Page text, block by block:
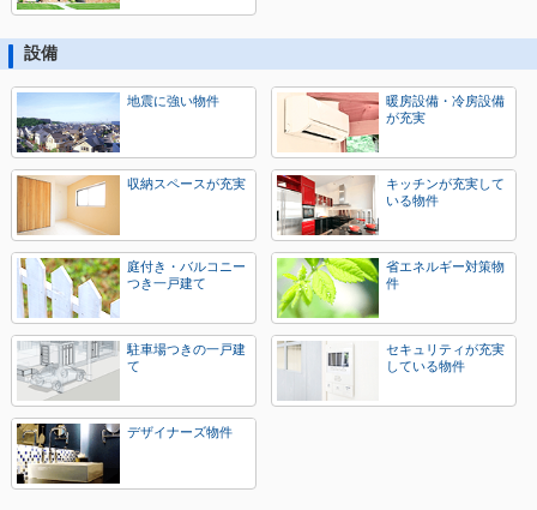
設備
地震に強い物件
暖房設備・冷房設備
が充実
収納スペースが充実
キッチンが充実して
いる物件
庭付き・バルコニー
つき一戸建て
省エネルギー対策物
件
駐車場つきの一戸建
て
セキュリティが充実
している物件
デザイナーズ物件